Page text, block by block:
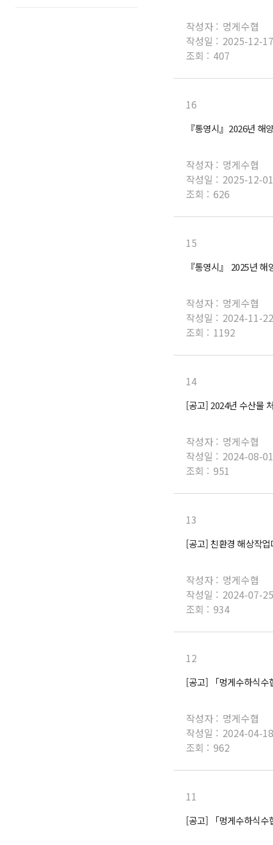
작성자 : 멍게수협
작성일 : 2025-12-17
조회 : 407
16
『통영시』2026년 해
작성자 : 멍게수협
작성일 : 2025-12-01
조회 : 626
15
『통영시』 2025년
작성자 : 멍게수협
작성일 : 2024-11-22
조회 : 1192
14
[공고] 2024년 수산물
작성자 : 멍게수협
작성일 : 2024-08-01
조회 : 951
13
[공고] 친환경 해상작
작성자 : 멍게수협
작성일 : 2024-07-25
조회 : 934
12
[공고] 「멍게수하식수
작성자 : 멍게수협
작성일 : 2024-04-18
조회 : 962
11
[공고] 「멍게수하식수